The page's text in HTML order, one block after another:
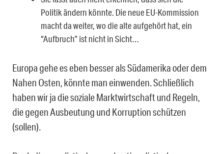
Politik ändern könnte. Die neue EU-Kommission
macht da weiter, wo die alte aufgehört hat, ein
“Aufbruch” ist nicht in Sicht…
Europa gehe es eben besser als Südamerika oder dem
Nahen Osten, könnte man einwenden. Schließlich
haben wir ja die soziale Marktwirtschaft und Regeln,
die gegen Ausbeutung und Korruption schützen
(sollen).